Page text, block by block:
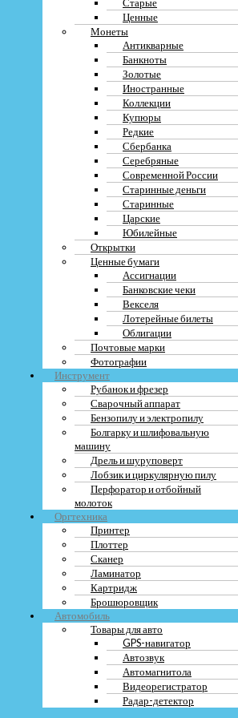
Ценные
Монеты
Антикварные
Банкноты
Золотые
Иностранные
Коллекции
Купюры
Редкие
Сбербанка
Серебряные
Современной России
Старинные деньги
Старинные
Царские
Юбилейные
Открытки
Ценные бумаги
Ассигнации
Банковские чеки
Векселя
Лотерейные билеты
Облигации
Почтовые марки
Фотографии
Инструмент
Рубанок и фрезер
Сварочный аппарат
Бензопилу и электропилу
Болгарку и шлифовальную
машину
Дрель и шуруповерт
Лобзик и циркулярную пилу
Перфоратор и отбойный
молоток
Оргтехника
Принтер
Плоттер
Сканер
Ламинатор
Картридж
Брошюровщик
Автомобиль
Товары для авто
GPS-навигатор
Автозвук
Автомагнитола
Видеорегистратор
Радар-детектор
политикой конфиденциальности
Начать диалог в Whattsapp